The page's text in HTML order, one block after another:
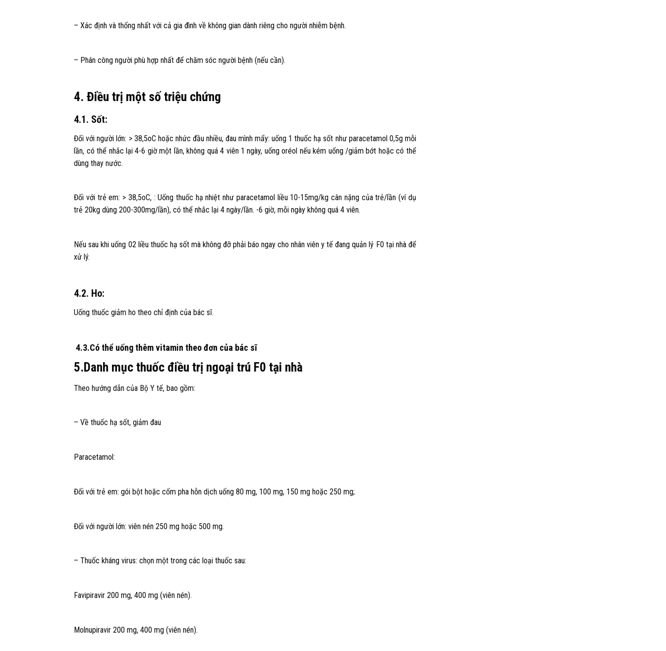
– Xác định và thống nhất với cả gia đình về không gian dành riêng cho người nhiễm bệnh.
– Phân công người phù hợp nhất để chăm sóc người bệnh (nếu cần).
4. Điều trị một số triệu chứng
4.1. Sốt:
Đối với người lớn: > 38,5oC hoặc nhức đầu nhiều, đau mình mẩy: uống 1 thuốc hạ sốt như paracetamol 0,5g mỗi
lần, có thể nhắc lại 4-6 giờ một lần, không quá 4 viên 1 ngày, uống oréol nếu kém uống /giảm bớt hoặc có thể
dùng thay nước.
Đối với trẻ em: > 38,5oC, : Uống thuốc hạ nhiệt như paracetamol liều 10-15mg/kg cân nặng của trẻ/lần (ví dụ
trẻ 20kg dùng 200-300mg/lần), có thể nhắc lại 4 ngày/lần. -6 giờ, mỗi ngày không quá 4 viên.
Nếu sau khi uống 02 liều thuốc hạ sốt mà không đỡ phải báo ngay cho nhân viên y tế đang quản lý F0 tại nhà để
xử lý.
4.2. Ho:
Uống thuốc giảm ho theo chỉ định của bác sĩ.
4.3.Có thể uống thêm vitamin theo đơn của bác sĩ
5.Danh mục thuốc điều trị ngoại trú F0 tại nhà
Theo hướng dẫn của Bộ Y tế, bao gồm:
– Về thuốc hạ sốt, giảm đau
Paracetamol:
Đối với trẻ em: gói bột hoặc cốm pha hỗn dịch uống 80 mg, 100 mg, 150 mg hoặc 250 mg;
Đối với người lớn: viên nén 250 mg hoặc 500 mg.
– Thuốc kháng virus: chọn một trong các loại thuốc sau:
Favipiravir 200 mg, 400 mg (viên nén).
Molnupiravir 200 mg, 400 mg (viên nén).